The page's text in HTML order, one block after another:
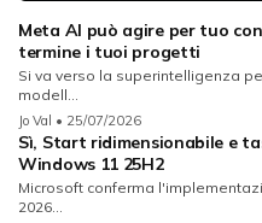
Meta AI può agire per tuo
termine i tuoi progetti
Si va verso la superintelligenza
modell...
Jo Val • 25/07/2026
Sì, Start ridimensionabile e
Windows 11 25H2
Microsoft conferma
2026...